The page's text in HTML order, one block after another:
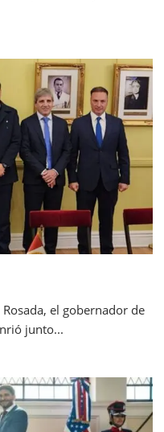
el gobernador de
junto...